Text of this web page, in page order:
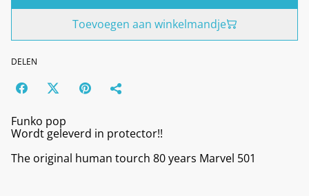
Toevoegen aan winkelmandje
DELEN
Funko pop
Wordt geleverd in protector!!
The original human tourch 80 years Marvel 501